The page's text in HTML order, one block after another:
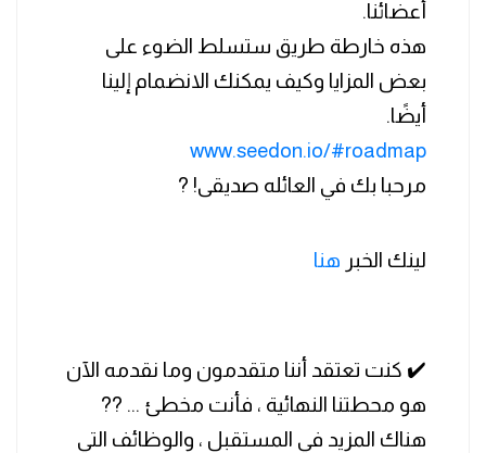
أعضائنا.
هذه خارطة طريق ستسلط الضوء على
بعض المزايا وكيف يمكنك الانضمام إلينا
أيضًا.
www.seedon.io/#roadmap
مرحبا بك في العائله صديقى! ?
لينك الخبر هنا
✔️ كنت تعتقد أننا متقدمون وما نقدمه الآن
هو محطتنا النهائية ، فأنت مخطئ ... ??
هناك المزيد في المستقبل ، والوظائف التي